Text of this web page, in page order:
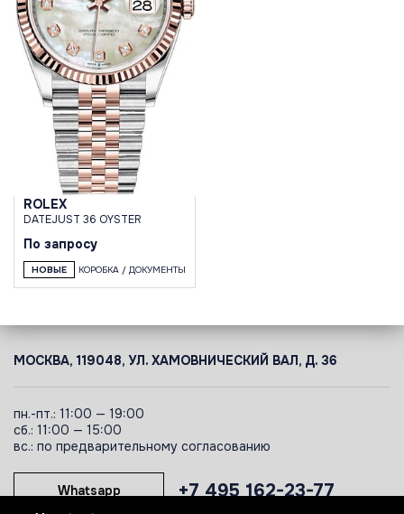
ROLEX
DATEJUST 36 OYSTER
По запросу
НОВЫЕ КОРОБКА / ДОКУМЕНТЫ
МОСКВА, 119048, УЛ. ХАМОВНИЧЕСКИЙ ВАЛ, Д. 36
пн.-пт.: 11:00 — 19:00
сб.: 11:00 — 15:00
вс.: по предварительному согласованию
+7 495 162-23-77
Whatsapp